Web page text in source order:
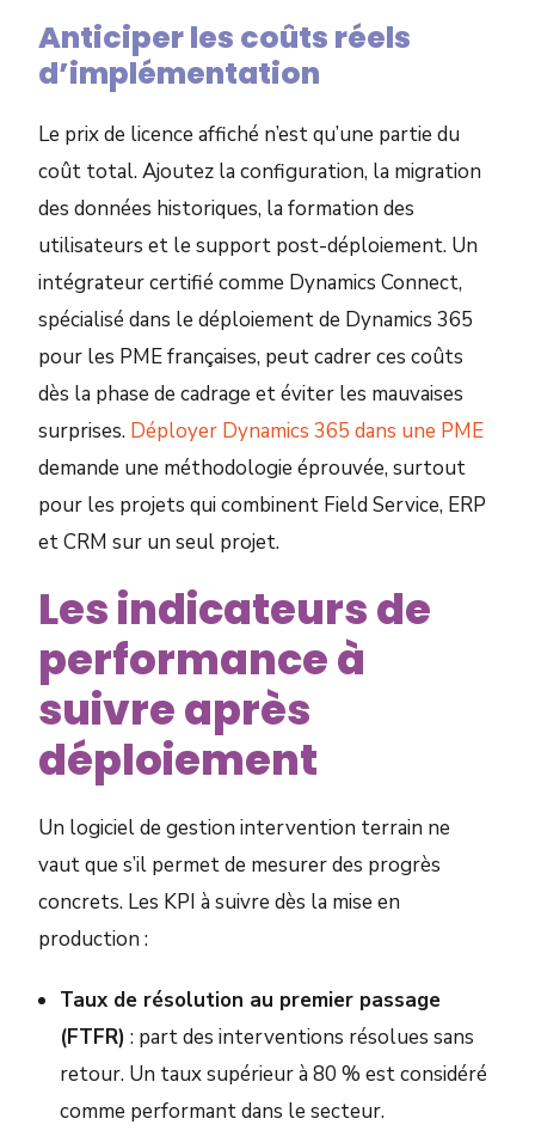
Anticiper les coûts réels
d’implémentation
Le prix de licence affiché n’est qu’une partie du
coût total. Ajoutez la configuration, la migration
des données historiques, la formation des
utilisateurs et le support post-déploiement. Un
intégrateur certifié comme Dynamics Connect,
spécialisé dans le déploiement de Dynamics 365
pour les PME françaises, peut cadrer ces coûts
dès la phase de cadrage et éviter les mauvaises
surprises. Déployer Dynamics 365 dans une PME
demande une méthodologie éprouvée, surtout
pour les projets qui combinent Field Service, ERP
et CRM sur un seul projet.
Les indicateurs de
performance à
suivre après
déploiement
Un logiciel de gestion intervention terrain ne
vaut que s’il permet de mesurer des progrès
concrets. Les KPI à suivre dès la mise en
production :
Taux de résolution au premier passage
(FTFR) : part des interventions résolues sans
retour. Un taux supérieur à 80 % est considéré
comme performant dans le secteur.